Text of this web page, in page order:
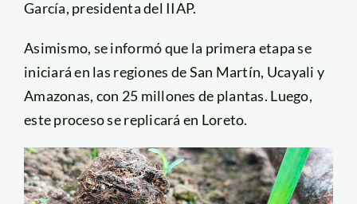
García, presidenta del IIAP.
Asimismo, se informó que la primera etapa se
iniciará en las regiones de San Martín, Ucayali y
Amazonas, con 25 millones de plantas. Luego,
este proceso se replicará en Loreto.